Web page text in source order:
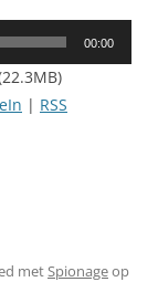
00:00
| RSS
metSpionageop